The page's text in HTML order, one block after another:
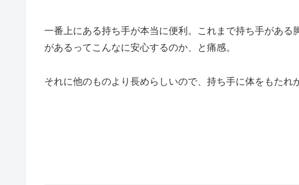
一番上にある持ち手が本当に便利。これまで持ち手があ
があるってこんなに安心するのか、と痛感。
それに他のものより長めらしいので、持ち手に体をもたれ